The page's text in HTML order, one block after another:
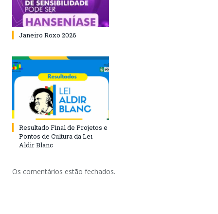
Janeiro Roxo 2026
Resultado Final de Projetos e
Pontos de Cultura da Lei
Aldir Blanc
Os comentários estão fechados.